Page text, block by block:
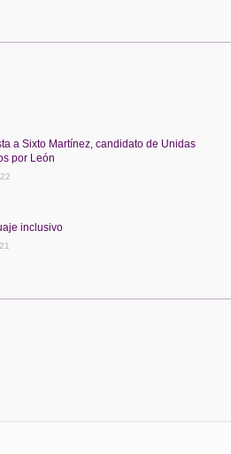
a Sixto Martínez, candidato de Unidas
por León
inclusivo